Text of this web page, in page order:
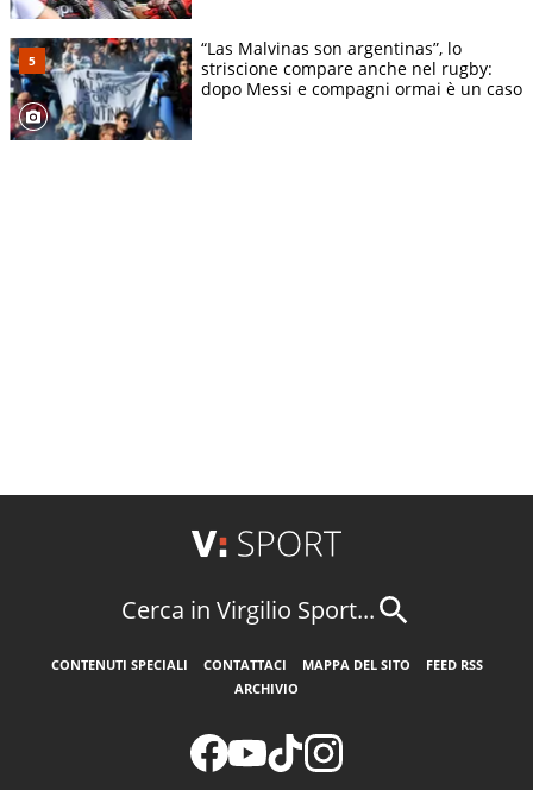
“Las Malvinas son argentinas”, lo
striscione compare anche nel rugby:
dopo Messi e compagni ormai è un caso
Cerca in Virgilio Sport...
CONTENUTI SPECIALI CONTATTACI MAPPA DEL SITO
FEED RSS
ARCHIVIO